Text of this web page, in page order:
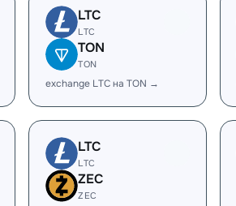
LTC
LTC
TON
TON
exchange LTC на TON →
LTC
LTC
ZEC
ZEC